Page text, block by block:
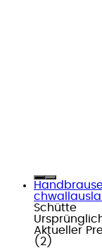
Schütte
Aktueller
( 2 )